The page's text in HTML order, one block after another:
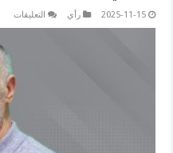
2025-11-15 رأي التعليقات